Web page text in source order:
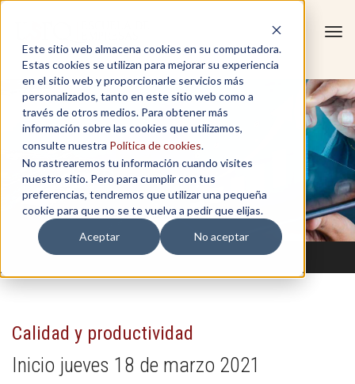
Este sitio web almacena cookies en su computadora.
Estas cookies se utilizan para mejorar su experiencia
en el sitio web y proporcionarle servicios más
personalizados, tanto en este sitio web como a
través de otros medios. Para obtener más
información sobre las cookies que utilizamos,
consulte nuestra Política de cookies.
No rastrearemos tu información cuando visites
nuestro sitio. Pero para cumplir con tus
preferencias, tendremos que utilizar una pequeña
cookie para que no se te vuelva a pedir que elijas.
Aceptar
No aceptar
Calidad y productividad
Inicio jueves 18 de marzo 2021